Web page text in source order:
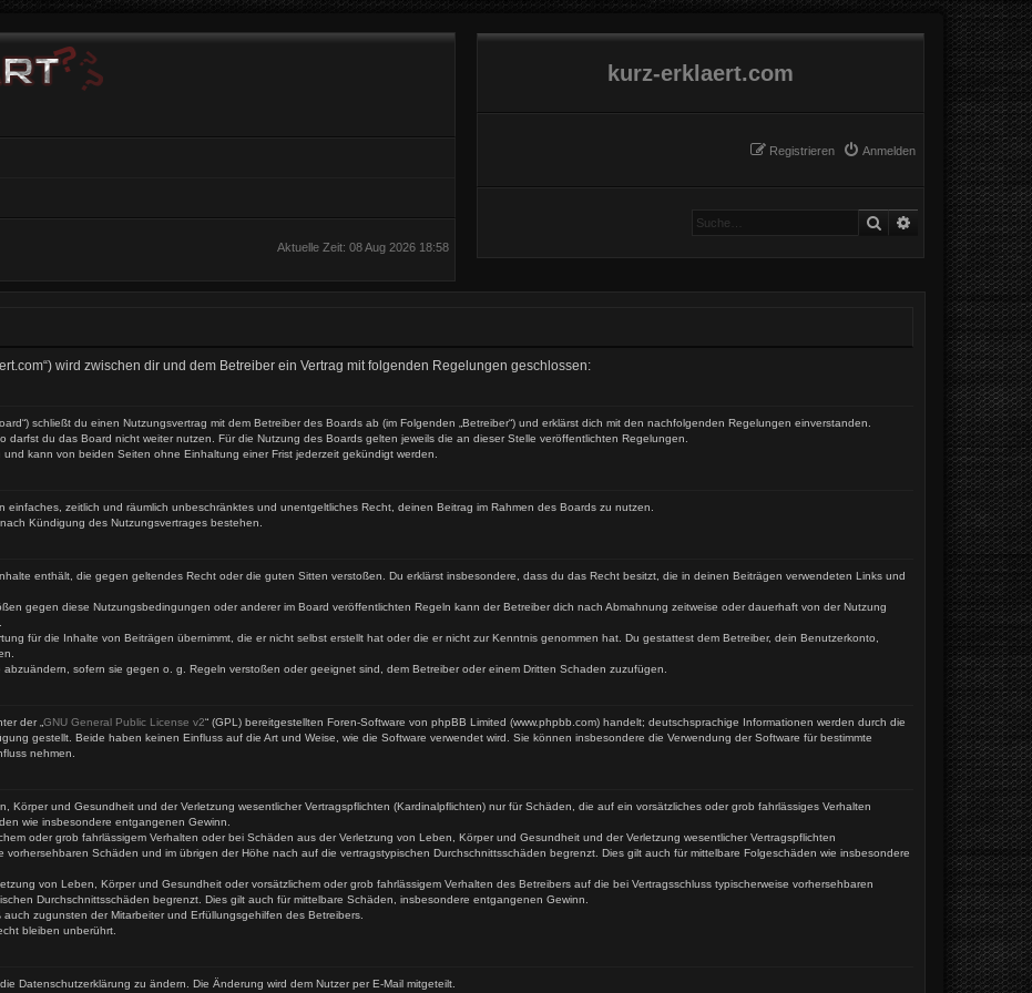
kurz-erklaert.com
Anmelden
Registrieren
Suche Erweiterte Suche
Aktuelle Zeit: 08 Aug 2026 18:58
wird zwischen dir und dem Betreiber ein Vertrag mit folgenden Regelungen geschlossen:
schließt du einen Nutzungsvertrag mit dem Betreiber des Boards ab (im Folgenden „Betreiber“) und erklärst dich mit den nachfolgenden Regelungen einverstanden.
du das Board nicht weiter nutzen. Für die Nutzung des Boards gelten jeweils die an dieser Stelle veröffentlichten Regelungen.
kann von beiden Seiten ohne Einhaltung einer Frist jederzeit gekündigt werden.
einfaches, zeitlich und räumlich unbeschränktes und unentgeltliches Recht, deinen Beitrag im Rahmen des Boards zu nutzen.
Kündigung des Nutzungsvertrages bestehen.
enthält, die gegen geltendes Recht oder die guten Sitten verstoßen. Du erklärst insbesondere, dass du das Recht besitzt, die in deinen Beiträgen verwendeten Links und
gegen diese Nutzungsbedingungen oder anderer im Board veröffentlichten Regeln kann der Betreiber dich nach Abmahnung zeitweise oder dauerhaft von der Nutzung
für die Inhalte von Beiträgen übernimmt, die er nicht selbst erstellt hat oder die er nicht zur Kenntnis genommen hat. Du gestattest dem Betreiber, dein Benutzerkonto,
sofern sie gegen o. g. Regeln verstoßen oder geeignet sind, dem Betreiber oder einem Dritten Schaden zuzufügen.
der „ GNU General Public License v2“ (GPL) bereitgestellten Foren-Software von phpBB Limited (www.phpbb.com) handelt; deutschsprachige Informationen werden durch die
gestellt. Beide haben keinen Einfluss auf die Art und Weise, wie die Software verwendet wird. Sie können insbesondere die Verwendung der Software für bestimmte
nehmen.
Körper und Gesundheit und der Verletzung wesentlicher Vertragspflichten (Kardinalpflichten) nur für Schäden, die auf ein vorsätzliches oder grob fahrlässiges Verhalten
wie insbesondere entgangenen Gewinn.
oder grob fahrlässigem Verhalten oder bei Schäden aus der Verletzung von Leben, Körper und Gesundheit und der Verletzung wesentlicher Vertragspflichten
vorhersehbaren Schäden und im übrigen der Höhe nach auf die vertragstypischen Durchschnittsschäden begrenzt. Dies gilt auch für mittelbare Folgeschäden wie insbesondere
von Leben, Körper und Gesundheit oder vorsätzlichem oder grob fahrlässigem Verhalten des Betreibers auf die bei Vertragsschluss typischerweise vorhersehbaren
Durchschnittsschäden begrenzt. Dies gilt auch für mittelbare Schäden, insbesondere entgangenen Gewinn.
zugunsten der Mitarbeiter und Erfüllungsgehilfen des Betreibers.
bleiben unberührt.
Datenschutzerklärung zu ändern. Die Änderung wird dem Nutzer per E-Mail mitgeteilt.